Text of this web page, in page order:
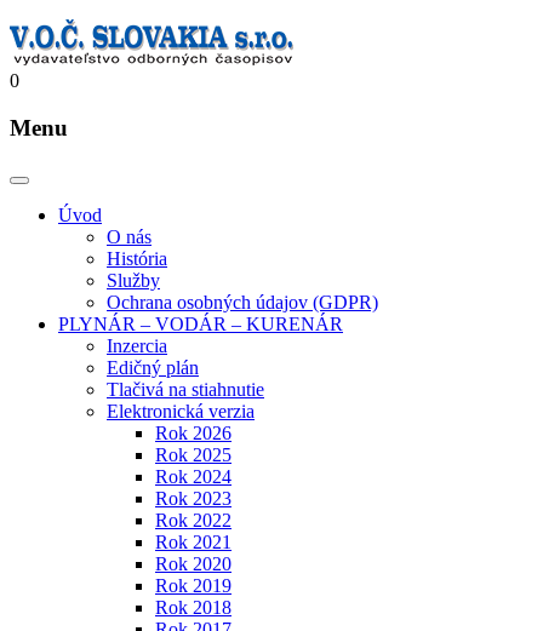
0
Menu
Úvod
O nás
História
Služby
Ochrana osobných údajov (GDPR)
PLYNÁR – VODÁR – KURENÁR
Inzercia
Edičný plán
Tlačivá na stiahnutie
Elektronická verzia
Rok 2026
Rok 2025
Rok 2024
Rok 2023
Rok 2022
Rok 2021
Rok 2020
Rok 2019
Rok 2018